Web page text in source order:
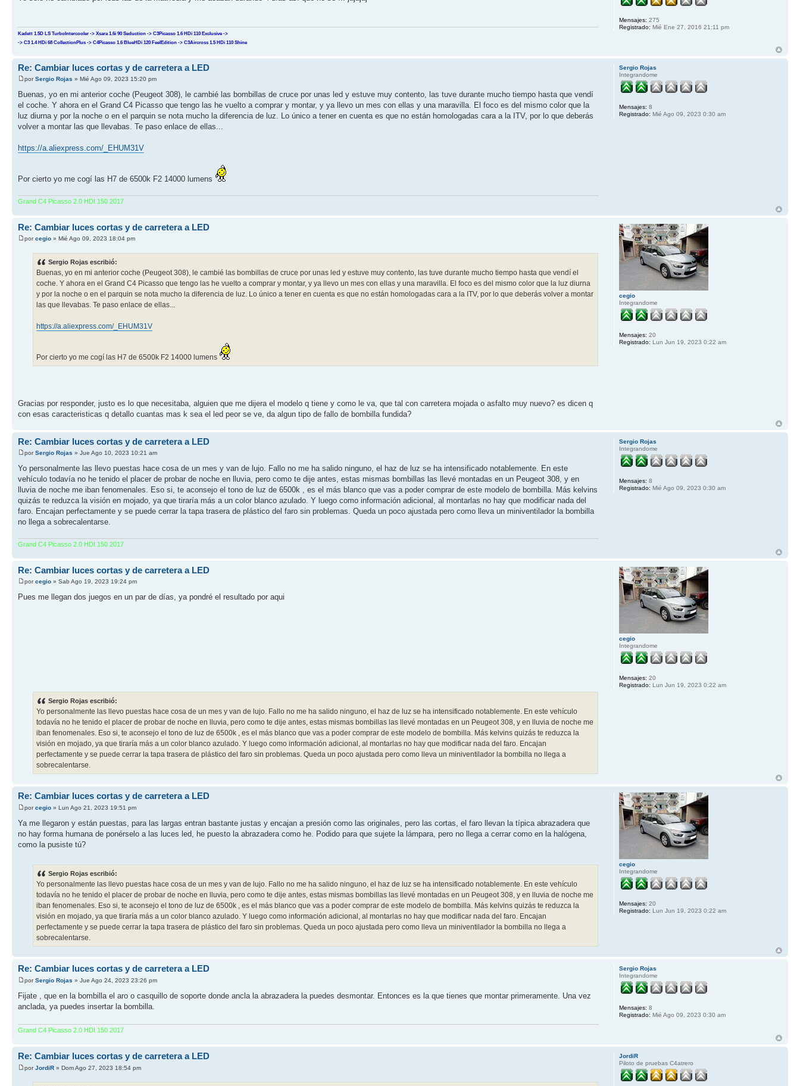
Kadett 1.5D LS TurboIntercooler -> Xsara 1.6i 90 Seduction -> C3Picasso 1.6 HDi 110 Exclusive ->
-> C3 1.4 HDi 68 CollectionPlus -> C4Picasso 1.6 BlueHDi 120 FeelEdition -> C3Aircross 1.5 HDi 110 Shine
Mensajes: 275
Registrado: Mié Ene 27, 2016 21:11 pm
Re: Cambiar luces cortas y de carretera a LED
porSergio Rojas » Mié Ago 09, 2023 15:20 pm
Buenas, yo en mi anterior coche (Peugeot 308), le cambié las bombillas de cruce por unas led y estuve muy contento, las tuve durante mucho tiempo hasta que vendí
el coche. Y ahora en el Grand C4 Picasso que tengo las he vuelto a comprar y montar, y ya llevo un mes con ellas y una maravilla. El foco es del mismo color que la
luz diurna y por la noche o en el parquin se nota mucho la diferencia de luz. Lo único a tener en cuenta es que no están homologadas cara a la ITV, por lo que deberás
volver a montar las que llevabas. Te paso enlace de ellas...
https://a.aliexpress.com/_EHUM31V
Por cierto yo me cogí las H7 de 6500k F2 14000 lumens
Grand C4 Picasso 2.0 HDI 150 2017
Sergio Rojas
Integrandome
Mensajes: 8
Registrado: Mié Ago 09, 2023 0:30 am
Re: Cambiar luces cortas y de carretera a LED
porcegio » Mié Ago 09, 2023 18:04 pm
Sergio Rojas escribió:
Buenas, yo en mi anterior coche (Peugeot 308), le cambié las bombillas de cruce por unas led y estuve muy contento, las tuve durante mucho tiempo hasta que vendí el
coche. Y ahora en el Grand C4 Picasso que tengo las he vuelto a comprar y montar, y ya llevo un mes con ellas y una maravilla. El foco es del mismo color que la luz diurna
y por la noche o en el parquin se nota mucho la diferencia de luz. Lo único a tener en cuenta es que no están homologadas cara a la ITV, por lo que deberás volver a montar
las que llevabas. Te paso enlace de ellas...
https://a.aliexpress.com/_EHUM31V
Por cierto yo me cogí las H7 de 6500k F2 14000 lumens
Gracias por responder, justo es lo que necesitaba, alguien que me dijera el modelo q tiene y como le va, que tal con carretera mojada o asfalto muy nuevo? es dicen q
con esas caracteristicas q detallo cuantas mas k sea el led peor se ve, da algun tipo de fallo de bombilla fundida?
cegio
Integrandome
Mensajes: 20
Registrado: Lun Jun 19, 2023 0:22 am
Re: Cambiar luces cortas y de carretera a LED
porSergio Rojas » Jue Ago 10, 2023 10:21 am
Yo personalmente las llevo puestas hace cosa de un mes y van de lujo. Fallo no me ha salido ninguno, el haz de luz se ha intensificado notablemente. En este
vehículo todavía no he tenido el placer de probar de noche en lluvia, pero como te dije antes, estas mismas bombillas las llevé montadas en un Peugeot 308, y en
lluvia de noche me iban fenomenales. Eso si, te aconsejo el tono de luz de 6500k , es el más blanco que vas a poder comprar de este modelo de bombilla. Más kelvins
quizás te reduzca la visión en mojado, ya que tiraría más a un color blanco azulado. Y luego como información adicional, al montarlas no hay que modificar nada del
faro. Encajan perfectamente y se puede cerrar la tapa trasera de plástico del faro sin problemas. Queda un poco ajustada pero como lleva un miniventilador la bombilla
no llega a sobrecalentarse.
Grand C4 Picasso 2.0 HDI 150 2017
Sergio Rojas
Integrandome
Mensajes: 8
Registrado: Mié Ago 09, 2023 0:30 am
Re: Cambiar luces cortas y de carretera a LED
porcegio » Sab Ago 19, 2023 19:24 pm
Pues me llegan dos juegos en un par de días, ya pondré el resultado por aqui
Sergio Rojas escribió:
Yo personalmente las llevo puestas hace cosa de un mes y van de lujo. Fallo no me ha salido ninguno, el haz de luz se ha intensificado notablemente. En este vehículo
todavía no he tenido el placer de probar de noche en lluvia, pero como te dije antes, estas mismas bombillas las llevé montadas en un Peugeot 308, y en lluvia de noche me
iban fenomenales. Eso si, te aconsejo el tono de luz de 6500k , es el más blanco que vas a poder comprar de este modelo de bombilla. Más kelvins quizás te reduzca la
visión en mojado, ya que tiraría más a un color blanco azulado. Y luego como información adicional, al montarlas no hay que modificar nada del faro. Encajan
perfectamente y se puede cerrar la tapa trasera de plástico del faro sin problemas. Queda un poco ajustada pero como lleva un miniventilador la bombilla no llega a
sobrecalentarse.
cegio
Integrandome
Mensajes: 20
Registrado: Lun Jun 19, 2023 0:22 am
Re: Cambiar luces cortas y de carretera a LED
porcegio » Lun Ago 21, 2023 19:51 pm
Ya me llegaron y están puestas, para las largas entran bastante justas y encajan a presión como las originales, pero las cortas, el faro llevan la típica abrazadera que
no hay forma humana de ponérselo a las luces led, he puesto la abrazadera como he. Podido para que sujete la lámpara, pero no llega a cerrar como en la halógena,
como la pusiste tú?
Sergio Rojas escribió:
Yo personalmente las llevo puestas hace cosa de un mes y van de lujo. Fallo no me ha salido ninguno, el haz de luz se ha intensificado notablemente. En este vehículo
todavía no he tenido el placer de probar de noche en lluvia, pero como te dije antes, estas mismas bombillas las llevé montadas en un Peugeot 308, y en lluvia de noche me
iban fenomenales. Eso si, te aconsejo el tono de luz de 6500k , es el más blanco que vas a poder comprar de este modelo de bombilla. Más kelvins quizás te reduzca la
visión en mojado, ya que tiraría más a un color blanco azulado. Y luego como información adicional, al montarlas no hay que modificar nada del faro. Encajan
perfectamente y se puede cerrar la tapa trasera de plástico del faro sin problemas. Queda un poco ajustada pero como lleva un miniventilador la bombilla no llega a
sobrecalentarse.
cegio
Integrandome
Mensajes: 20
Registrado: Lun Jun 19, 2023 0:22 am
Re: Cambiar luces cortas y de carretera a LED
porSergio Rojas » Jue Ago 24, 2023 23:26 pm
Fijate , que en la bombilla el aro o casquillo de soporte donde ancla la abrazadera la puedes desmontar. Entonces es la que tienes que montar primeramente. Una vez
anclada, ya puedes insertar la bombilla.
Grand C4 Picasso 2.0 HDI 150 2017
Sergio Rojas
Integrandome
Mensajes: 8
Registrado: Mié Ago 09, 2023 0:30 am
Re: Cambiar luces cortas y de carretera a LED
porJordiR » Dom Ago 27, 2023 18:54 pm
JordiR
Piloto de pruebas C4atrero